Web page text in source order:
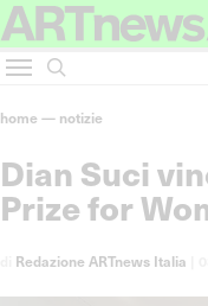
home — notizie
Dian Suci
Prize for
Redazione ARTnews Italia